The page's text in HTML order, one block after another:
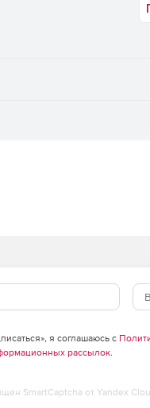
я соглашаюсь с
рассылок.
SmartCaptcha от Yandex